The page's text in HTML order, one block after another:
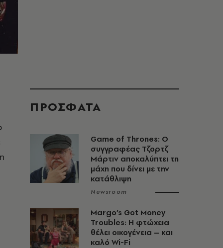
ΠΡΟΣΦΑΤΑ
Game of Thrones: Ο
συγγραφέας Τζορτζ
Μάρτιν αποκαλύπτει τη
μάχη που δίνει με την
κατάθλιψη
Newsroom
Margo’s Got Money
Troubles: H φτώχεια
θέλει οικογένεια – και
καλό Wi-Fi